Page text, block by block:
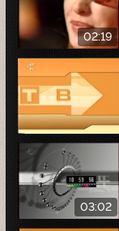
02:19
03:02